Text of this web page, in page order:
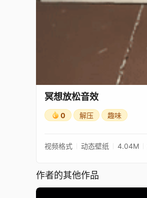
冥想放松音效
0 解压 趣味
视频格式 动态壁纸 4.04M
作者的其他作品